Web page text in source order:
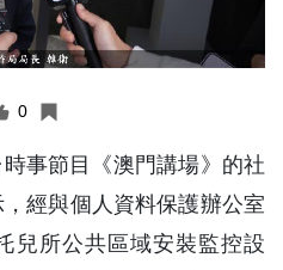
0
事節目《澳門講場》的社
經與個人資料保護辦公室
兒所公共區域安裝監控設